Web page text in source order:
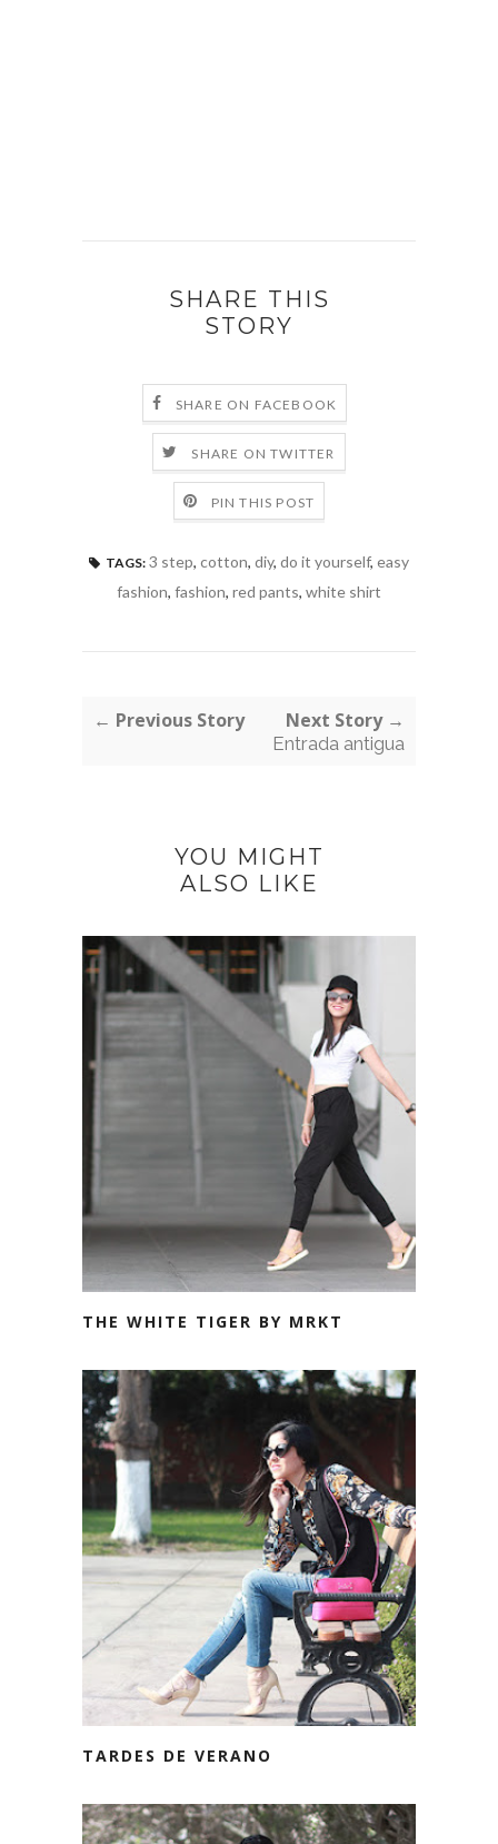
SHARE THIS
STORY
SHARE ON FACEBOOK
SHARE ON TWITTER
PIN THIS POST
TAGS: 3 step, cotton, diy, do it yourself, easy
fashion, fashion, red pants, white shirt
← Previous Story Next Story →
Entrada antigua
YOU MIGHT
ALSO LIKE
THE WHITE TIGER BY MRKT
TARDES DE VERANO